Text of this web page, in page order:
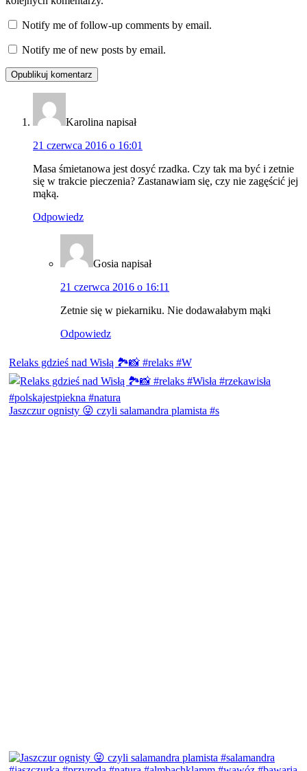
Notify me of follow-up comments by email.
Notify me of new posts by email.
Karolina napisał
21 czerwca 2016 o 16:01
Masa śmietanowa jest dosyć rzadka. Czy tak ma być i zetnie
się w trakcie pieczenia? Zastanawiam się, czy nie zagęścić jej
mąką.
Odpowiedz
Gosia napisał
21 czerwca 2016 o 16:11
Zetnie się w piekarniku. Nie dodawałabym mąki
Odpowiedz
Relaks gdzieś nad Wisłą 🏞️📸 #relaks #W
Jaszczur ognisty 😜 czyli salamandra plamista #s